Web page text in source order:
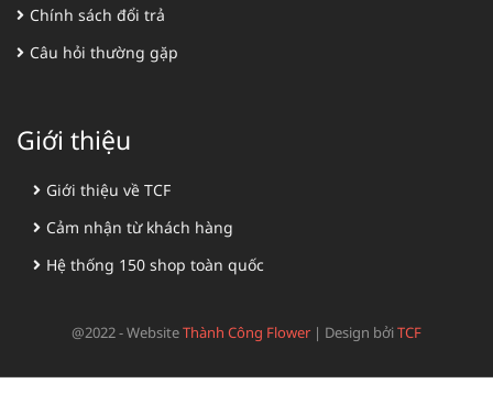
Chính sách đổi trả
Câu hỏi thường gặp
Giới thiệu
Giới thiệu về TCF
Cảm nhận từ khách hàng
Hệ thống 150 shop toàn quốc
@2022 - WebsiteThành Công Flower | Design bởiTCF